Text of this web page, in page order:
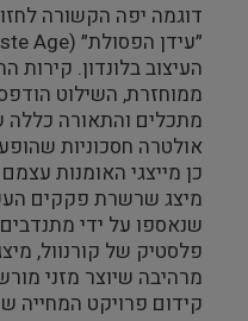
דוגמה יפה הקשורה
״עידן הפסולת״ (Age
העיצוב בלונדון. קירות
ממוחזרת, השילוט
מתכלים והתאורה כללה
אולטרה חסכוניות
כן מייצגי האומנות
שנאספו על ידי
פלסטיק של קורנוול,
מרהיבה שיוצר מזני
קידום פרויקט המחייה